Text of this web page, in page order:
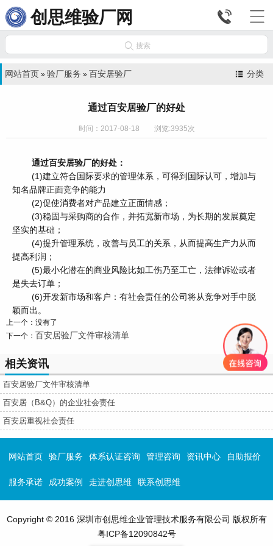
创思维验厂网 

 搜索
分类
网站首页 » 验厂服务 » 百安居验厂
通过百安居验厂的好处
时间：2017-08-18 浏览:3935次
通过百安居验厂的好处：
(1)建立符合国际要求的管理体系，可得到国际认可，增加与
知名品牌正面竞争的能力
(2)促使消费者对产品建立正面情感；
(3)稳固与采购商的合作，并拓宽新市场，为长期的发展奠定
坚实的基础；
(4)提升管理系统，改善与员工的关系，从而提高生产力从而
提高利润；
(5)最小化潜在的商业风险比如工伤乃至工亡，法律诉讼或者
是失去订单；
(6)开发新市场和客户：有社会责任的公司将从竞争对手中脱
颖而出。
上一个：没有了
下一个： 百安居验厂文件审核清单
相关资讯
百安居验厂文件审核清单
百安居（B&Q）的企业社会责任
百安居重视社会责任
网站首页 验厂服务 体系认证咨询 管理咨询 资讯中心 自助报价
服务承诺 成功案例 走进创思维 联系创思维
Copyright © 2016 深圳市创思维企业管理技术服务有限公司 版权所有
粤ICP备12090842号